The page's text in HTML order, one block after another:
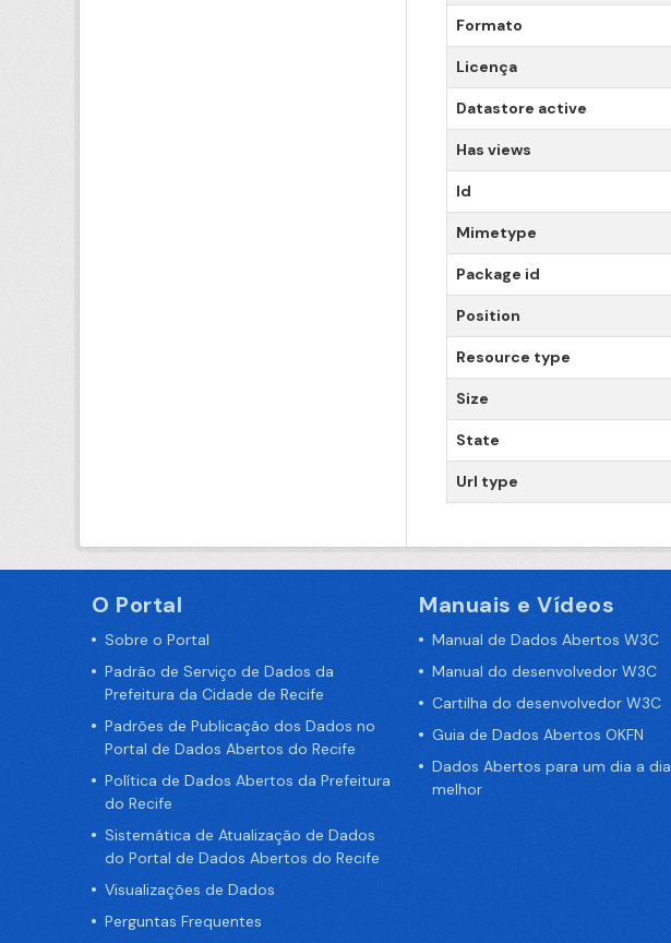
Formato
Licença
Datastore active
Has views
Id
Mimetype
Package id
Position
Resource type
Size
State
Url type
O Portal
Sobre o Portal
Padrão de Serviço de Dados da
Prefeitura da Cidade de Recife
Padrões de Publicação dos Dados no
Portal de Dados Abertos do Recife
Política de Dados Abertos da Prefeitura
do Recife
Sistemática de Atualização de Dados
do Portal de Dados Abertos do Recife
Visualizações de Dados
Perguntas Frequentes
Manuais e Vídeos
Manual de Dados Abertos W3C
Manual do desenvolvedor W3C
Cartilha do desenvolvedor W3C
Guia de Dados Abertos OKFN
Dados Abertos para um dia a dia
melhor